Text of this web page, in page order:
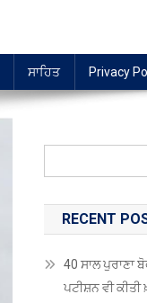
ਸਾਹਿਤ Privacy
RECENT
40 ਸਾਲ
ਪਟੀਸ਼ਨ ਵੀ ਕੀਤੀ